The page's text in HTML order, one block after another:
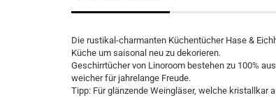
Die rustikal-charmanten Küchentücher Hase &
Küche um saisonal neu zu dekorieren.
Geschirrtücher von Linoroom bestehen zu 100%
weicher für jahrelange Freude.
Tipp: Für glänzende Weingläser, welche kristallkar